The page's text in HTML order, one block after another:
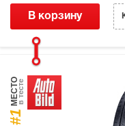
В корзину
#1
МЕСТОв тесте